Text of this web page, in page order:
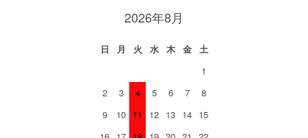
2026年8月
日 月 火 水 木 金
土
1
2
3 4 5 6 7
8
9
10 11 12 13 14 15